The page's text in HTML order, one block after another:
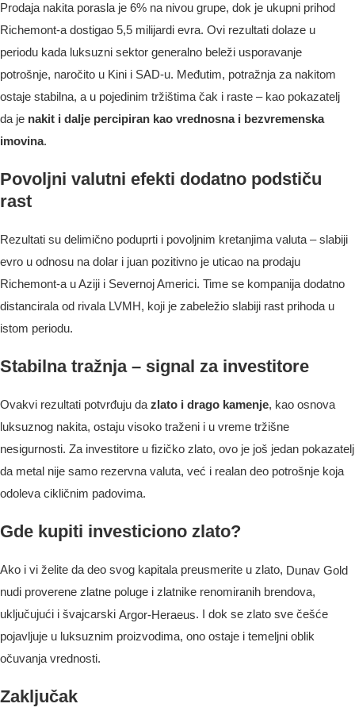
Prodaja nakita porasla je 6% na nivou grupe, dok je ukupni prihod
Richemont-a dostigao 5,5 milijardi evra. Ovi rezultati dolaze u
periodu kada luksuzni sektor generalno beleži usporavanje
potrošnje, naročito u Kini i SAD-u. Međutim, potražnja za nakitom
ostaje stabilna, a u pojedinim tržištima čak i raste – kao pokazatelj
da je nakit i dalje percipiran kao vrednosna i bezvremenska
imovina.
Povoljni valutni efekti dodatno podstiču
rast
Rezultati su delimično poduprti i povoljnim kretanjima valuta – slabiji
evro u odnosu na dolar i juan pozitivno je uticao na prodaju
Richemont-a u Aziji i Severnoj Americi. Time se kompanija dodatno
distancirala od rivala LVMH, koji je zabeležio slabiji rast prihoda u
istom periodu.
Stabilna tražnja – signal za investitore
Ovakvi rezultati potvrđuju da zlato i drago kamenje, kao osnova
luksuznog nakita, ostaju visoko traženi i u vreme tržišne
nesigurnosti. Za investitore u fizičko zlato, ovo je još jedan pokazatelj
da metal nije samo rezervna valuta, već i realan deo potrošnje koja
odoleva cikličnim padovima.
Gde kupiti investiciono zlato?
Ako i vi želite da deo svog kapitala preusmerite u zlato, Dunav Gold
nudi proverene zlatne poluge i zlatnike renomiranih brendova,
uključujući i švajcarski Argor-Heraeus. I dok se zlato sve češće
pojavljuje u luksuznim proizvodima, ono ostaje i temeljni oblik
očuvanja vrednosti.
Zaključak